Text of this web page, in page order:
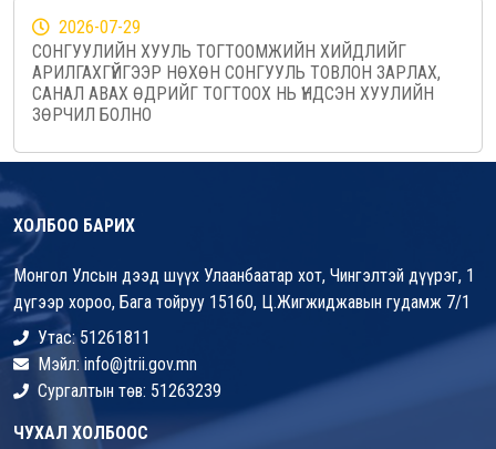
2026-07-29
СОНГУУЛИЙН ХУУЛЬ ТОГТООМЖИЙН ХИЙДЛИЙГ
АРИЛГАХГҮЙГЭЭР НӨХӨН СОНГУУЛЬ ТОВЛОН ЗАРЛАХ,
САНАЛ АВАХ ӨДРИЙГ ТОГТООХ НЬ ҮНДСЭН ХУУЛИЙН
ЗӨРЧИЛ БОЛНО
ХОЛБОО БАРИХ
Монгол Улсын дээд шүүх Улаанбаатар хот, Чингэлтэй дүүрэг, 1
дүгээр хороо, Бага тойруу 15160, Ц.Жигжиджавын гудамж 7/1
Утас: 51261811
Мэйл: info@jtrii.gov.mn
Сургалтын төв: 51263239
ЧУХАЛ ХОЛБООС